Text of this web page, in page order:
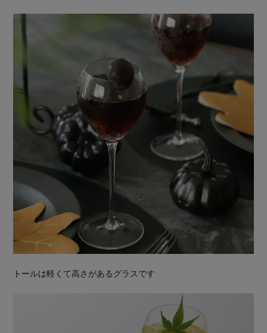
トールは軽くて高さがあるグラスです